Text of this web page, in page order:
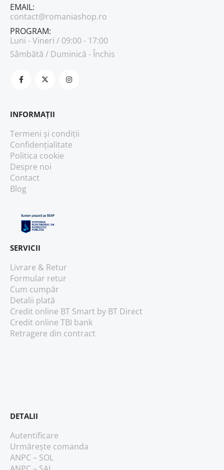
EMAIL:
contact@romaniashop.ro
PROGRAM:
Luni - Vineri / 09:00 - 17:00
Sâmbătă / Duminică - Închis
INFORMAȚII
Termeni și condiții
Confidențialitate
Politica cookie
Despre noi
Contact
Blog
SERVICII
Livrare & Retur
Formular retur
Cum cumpăr
Detalii plată
Credit online BT Smart by BT Direct
Credit online TBI bank
Retragere din contract
DETALII
Autentificare
Urmărește comanda
ANPC – SOL